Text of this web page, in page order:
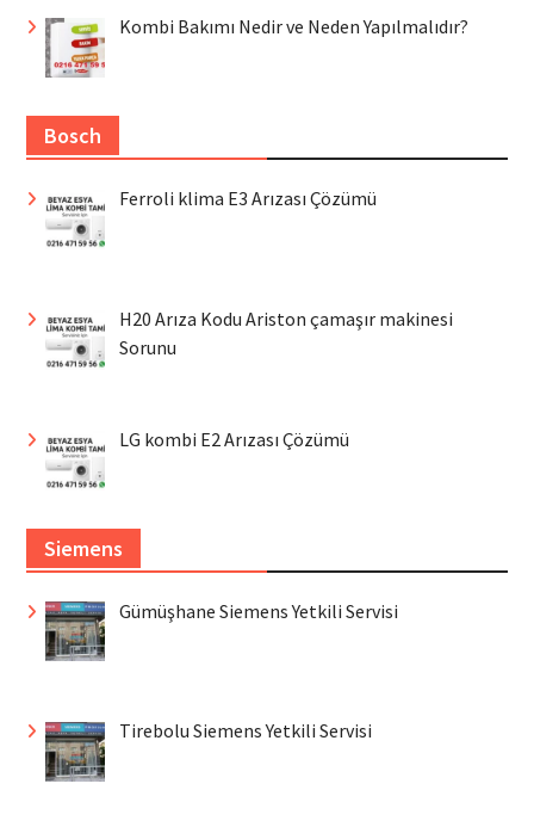
Kombi Bakımı Nedir ve Neden Yapılmalıdır?
Bosch
Ferroli klima E3 Arızası Çözümü
H20 Arıza Kodu Ariston çamaşır makinesi
Sorunu
LG kombi E2 Arızası Çözümü
Siemens
Gümüşhane Siemens Yetkili Servisi
Tirebolu Siemens Yetkili Servisi